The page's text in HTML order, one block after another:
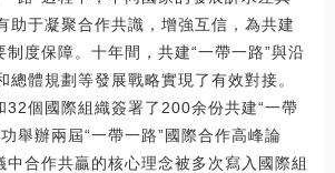
助于凝聚合作共識，增強互信，為共建
制度保障。十年間，共建“一帶一路”與沿
總體規劃等發展戰略實現了有效對接。
32個國際組織簽署了200余份共建“一帶
舉辦兩屆“一帶一路”國際合作高峰論
中合作共贏的核心理念被多次寫入國際組